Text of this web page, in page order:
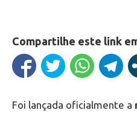
Compartilhe este link
Foi lançada oficialmente a